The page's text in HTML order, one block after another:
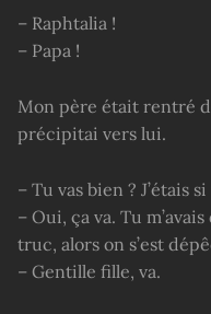
– Raphtalia !
– Papa !
Mon père était rentré
précipitai vers lui.
– Tu vas bien ? J’étais
– Oui, ça va. Tu
truc, alors on s’est
– Gentille fille, va.